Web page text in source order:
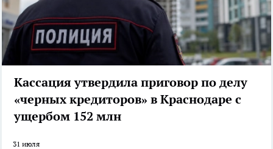
Кассация утвердила приговор по делу
«черных кредиторов» в Краснодаре с
ущербом 152 млн
31 июля